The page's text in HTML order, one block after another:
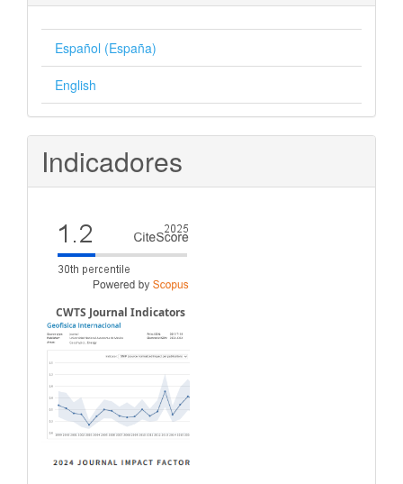
Español (España)
English
Indicadores
CWTS Journal Indicators